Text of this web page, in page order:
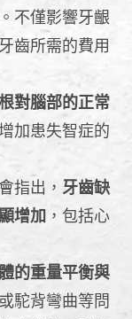
不僅影響牙齦
齒所需的費用
對腦部的正常
加患失智症的
指出， 牙齒缺
增加 ，包括心
的重量平衡與
駝背彎曲等問